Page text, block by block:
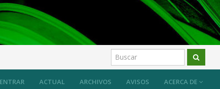
ACTUAL ARCHIVOS AVISOS ACERCA DE
ENTRAR